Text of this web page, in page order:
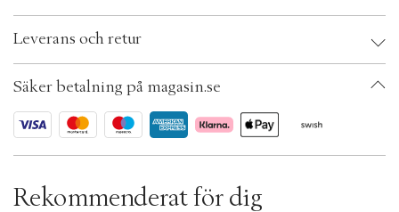
s
e
e
c
i
o
EAN: 5711245587229
ID: BDMS34-0008
Leverans och retur
Säker betalning på magasin.se
Rekommenderat för dig